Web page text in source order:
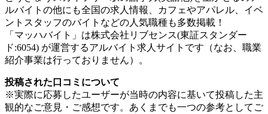
ルバイトの他にも全国の求人情報、カフェやアパレル、イベ
ントスタッフのバイトなどの人気職種も多数掲載！
「マッハバイト」は株式会社リブセンス(東証スタンダー
ド:6054) が運営するアルバイト求人サイトです（なお、職業
紹介事業は行っておりません）。
投稿された口コミについて
※実際に応募したユーザーが当時の内容に基いて投稿した主
観的なご意見・ご感想です。あくまでも一つの参考としてご